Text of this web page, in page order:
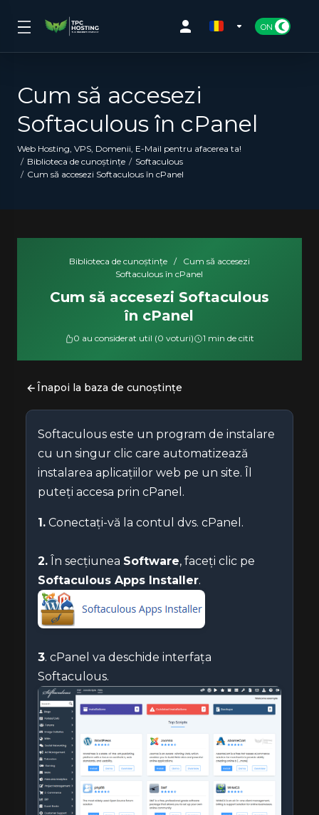
Cum să accesezi
Softaculous în cPanel
Web Hosting, VPS, Domenii, E-Mail pentru afacerea ta!
Biblioteca de cunoștințe
Softaculous
Cum să accesezi Softaculous în cPanel
Biblioteca de cunoștințe /
Cum să accesezi
Softaculous în cPanel
Cum să accesezi Softaculous
în cPanel
0 au considerat util (0 voturi) 1 min de citit
Înapoi la baza de cunoștințe
Softaculous este un program de instalare
cu un singur clic care automatizează
instalarea aplicațiilor web pe un site. Îl
puteți accesa prin cPanel.
1. Conectați-vă la contul dvs. cPanel.
2. În secțiunea Software, faceți clic pe
Softaculous Apps Installer.
3. cPanel va deschide interfața
Softaculous.